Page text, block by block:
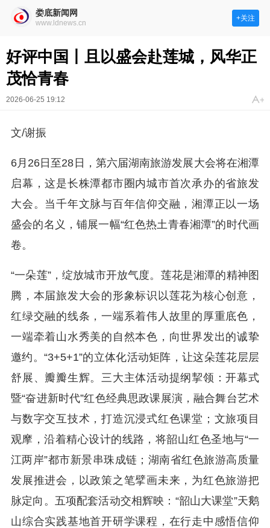
娄底新闻网
www.ldnews.cn
+关注
好评中国丨且以盛会赴莲城，风华正
茂恰青春
2026-06-25 19:12
文/谢振
6月26日至28日，第六届湖南旅游发展大会将在湘潭
启幕，这是长株潭都市圈内城市首次承办的省旅发
大会。当千年文脉与百年信仰交融，湘潭正以一场
盛会的名义，铺展一幅“红色热土青春湘潭”的时代画
卷。
“一朵莲”，绽放城市开放气度。莲花是湘潭的精神图
腾，本届旅发大会的形象标识以莲花为核心创意，
红绿交融的线条，一端系着伟人故里的厚重底色，
一端牵着山水秀美的自然本色，向世界发出的诚挚
邀约。“3+5+1”的立体化活动矩阵，让这朵莲花层层
舒展、瓣瓣生辉。三大主体活动提纲挈领：开幕式
暨“奋进新时代”红色经典思政课展演，融合舞台艺术
与数字交互技术，打造沉浸式红色课堂；文旅项目
观摩，沿着精心设计的线路，将韶山红色圣地与“一
江两岸”都市新景串珠成链；湖南省红色旅游高质量
发展推进会，以政策之笔擘画未来，为红色旅游把
脉定向。五项配套活动交相辉映：“韶山大课堂”天鹅
山综合实践基地首开研学课程，在行走中感悟信仰